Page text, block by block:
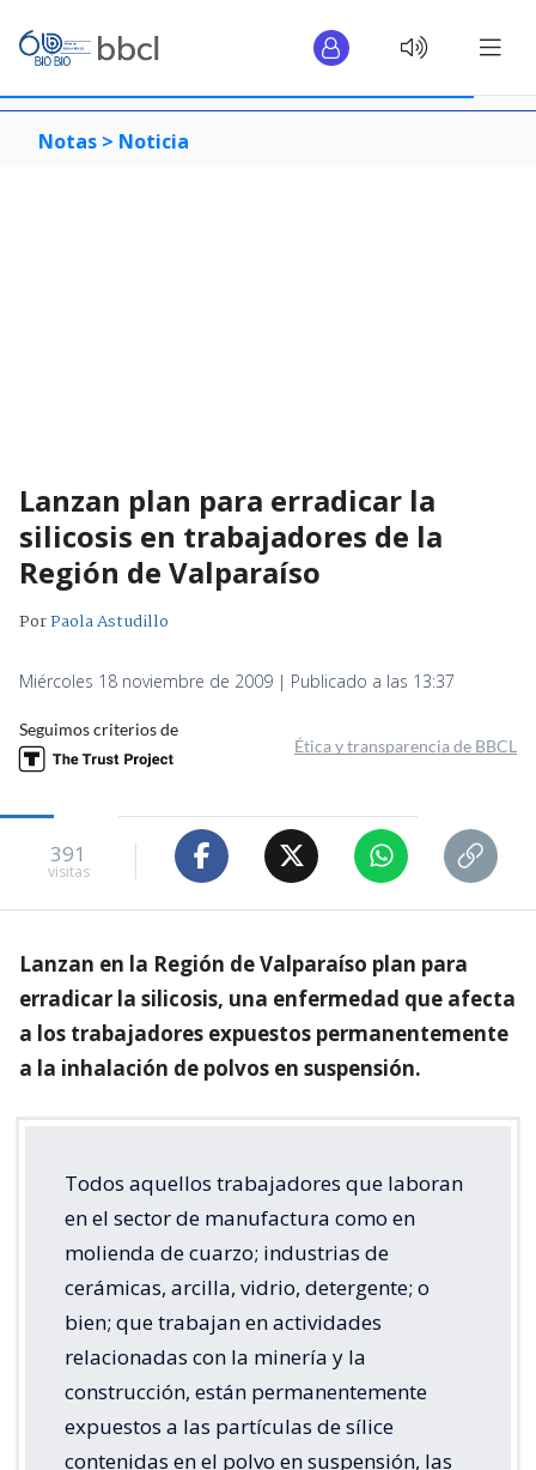
Notas > Noticia
Lanzan plan para erradicar la
silicosis en trabajadores de la
Región de Valparaíso
PorPaola Astudillo
Miércoles 18 noviembre de 2009 | Publicado a las 13:37
Seguimos criterios de
Ética y transparencia de BBCL
391
visitas
Lanzan en la Región de Valparaíso plan para
erradicar la silicosis, una enfermedad que afecta
a los trabajadores expuestos permanentemente
a la inhalación de polvos en suspensión.
Todos aquellos trabajadores que laboran
en el sector de manufactura como en
molienda de cuarzo; industrias de
cerámicas, arcilla, vidrio, detergente; o
bien; que trabajan en actividades
relacionadas con la minería y la
construcción, están permanentemente
expuestos a las partículas de sílice
contenidas en el polvo en suspensión, las